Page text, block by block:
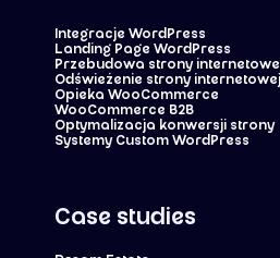
Integracje WordPress
Landing Page WordPress
Przebudowa strony internetowej
Odświeżenie strony internetowej
Opieka WooCommerce
WooCommerce B2B
Optymalizacja konwersji strony
Systemy Custom WordPress
Case studies